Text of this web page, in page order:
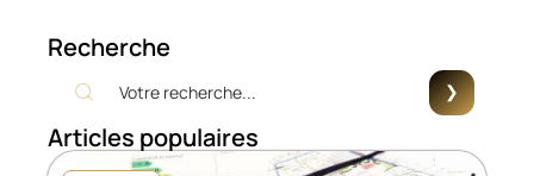
Recherche
Articles populaires